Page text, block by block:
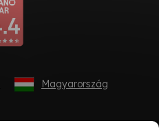
Magyarország